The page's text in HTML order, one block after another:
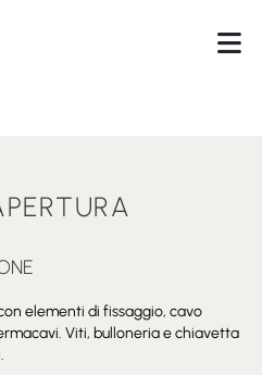
elementi di fissaggio, cavo
Viti, bulloneria e chiavetta